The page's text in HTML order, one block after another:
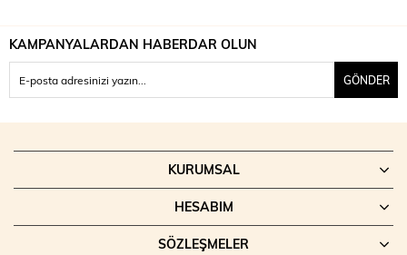
Ağırlık: Kutu dahil 1700 gr / Çift (40 numara baz alınmıştır.)
Garanti: 6 Ay
KAMPANYALARDAN HABERDAR OLUN
GÖNDER
KURUMSAL
HESABIM
SÖZLEŞMELER